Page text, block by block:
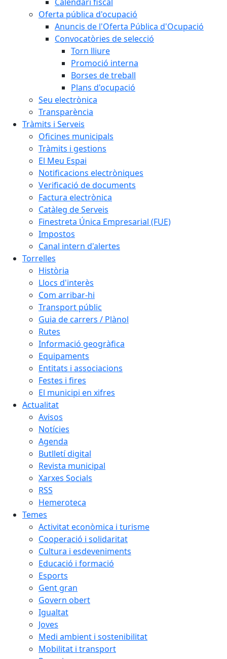
Oferta pública d'ocupació
Anuncis de l'Oferta Pública d'Ocupació
Convocatòries de selecció
Torn lliure
Promoció interna
Borses de treball
Plans d'ocupació
Seu electrònica
Transparència
Tràmits i Serveis
Oficines municipals
Tràmits i gestions
El Meu Espai
Notificacions electròniques
Verificació de documents
Factura electrònica
Catàleg de Serveis
Finestreta Única Empresarial (FUE)
Impostos
Canal intern d'alertes
Torrelles
Història
Llocs d'interès
Com arribar-hi
Transport públic
Guia de carrers / Plànol
Rutes
Informació geogràfica
Equipaments
Entitats i associacions
Festes i fires
El municipi en xifres
Actualitat
Avisos
Notícies
Agenda
Butlletí digital
Revista municipal
Xarxes Socials
RSS
Hemeroteca
Temes
Activitat econòmica i turisme
Cooperació i solidaritat
Cultura i esdeveniments
Educació i formació
Esports
Gent gran
Govern obert
Igualtat
Joves
Medi ambient i sostenibilitat
Mobilitat i transport